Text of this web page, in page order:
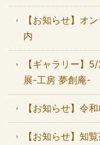
【お知らせ】オ
内
【ギャラリー】
展-工房 夢創庵-
【お知らせ】令
【お知らせ】知